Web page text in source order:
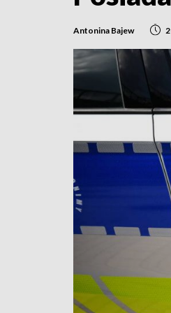
Antonina Bajew